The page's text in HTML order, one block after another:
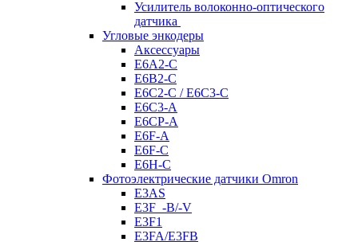
Усилитель волоконно-оптического
датчика
Угловые энкодеры
Аксессуары
E6A2-C
E6B2-C
E6C2-C / E6C3-C
E6C3-A
E6CP-A
E6F-A
E6F-C
E6H-C
Фотоэлектрические датчики Omron
E3AS
E3F_-B/-V
E3F1
E3FA/E3FB